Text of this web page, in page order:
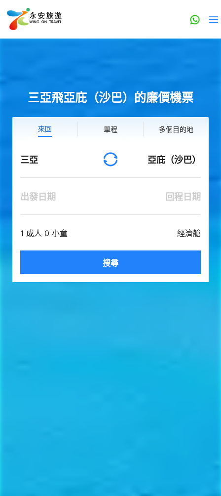
三亞飛亞庇（沙巴）的廉價機票
來回 單程 多個目的地
三亞 亞庇（沙巴）
出發日期 回程日期
1 成人 0 小童 經濟艙
搜尋